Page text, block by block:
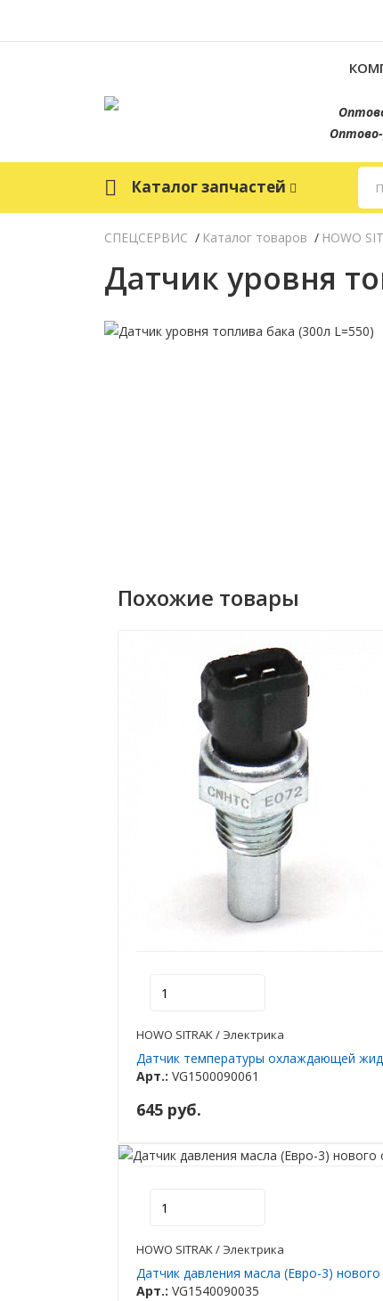
Каталог запчастей
СПЕЦСЕРВИС Каталог товаров HOWO
Датчик уровня
Похожие товары
HOWO SITRAK / Электрика
Датчик температуры охлаждающей
Арт.: VG1500090061
645 руб.
HOWO SITRAK / Электрика
Датчик давления масла (Евро-3)
Арт.: VG1540090035